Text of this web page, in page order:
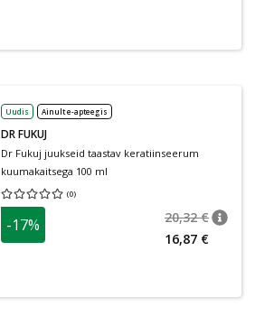
Uudis Ainult e-apteegis
DR FUKUJ
Dr Fukuj juukseid taastav keratiinseerum
kuumakaitsega 100 ml
(0)
Keskmine hinnang 0.00
-17% 20,32 €
16,87 €